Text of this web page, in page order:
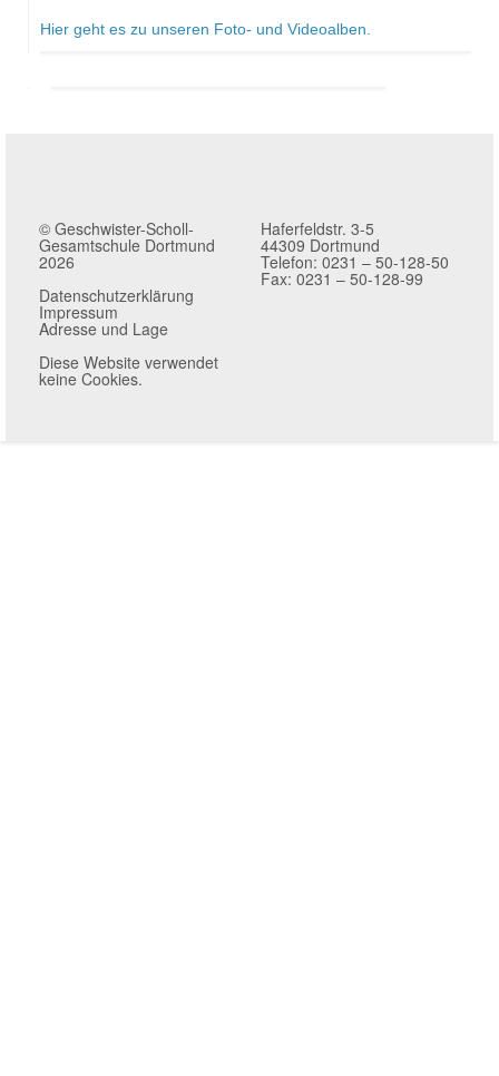
Hier geht es zu unseren Foto- und Videoalben.
© Geschwister-Scholl-
Gesamtschule Dortmund
2026
Datenschutzerklärung
Impressum
Adresse und Lage
Diese Website verwendet
keine Cookies.
Haferfeldstr. 3-5
44309 Dortmund
Telefon: 0231 – 50-128-50
Fax: 0231 – 50-128-99